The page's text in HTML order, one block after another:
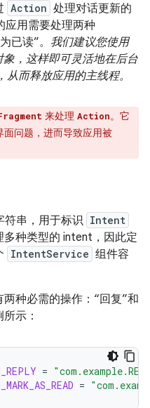
Action 处理对话更新的
应用需要处理两种
已读”。 我们建议您使用
，这样即可灵活地在后台
而释放应用的主线程。
来处理 Action。它
问题，进而导致应用被
符串，用于标识 Intent
种类型的 intent，因此定
IntentService 组件容
种必需的操作：“回复”和
示：
=
=